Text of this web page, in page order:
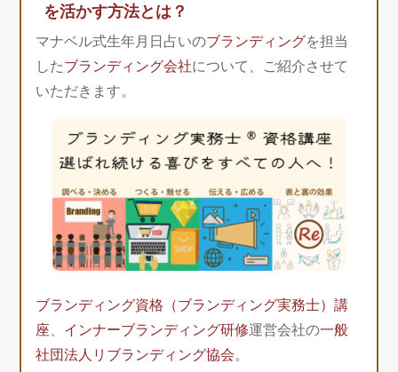
を活かす方法とは？
マナベル式生年月日占いのブランディングを担当
したブランディング会社について、ご紹介させて
いただきます。
ブランディング資格（ブランディング実務士）講
座、 インナーブランディング研修運営会社の一般
社団法人リブランディング協会。